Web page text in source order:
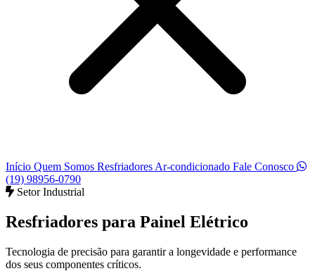
Início Quem Somos Resfriadores Ar-condicionado Fale Conosco
(19) 98956-0790
Setor Industrial
Resfriadores para Painel Elétrico
Tecnologia de precisão para garantir a longevidade e performance
dos seus componentes críticos.